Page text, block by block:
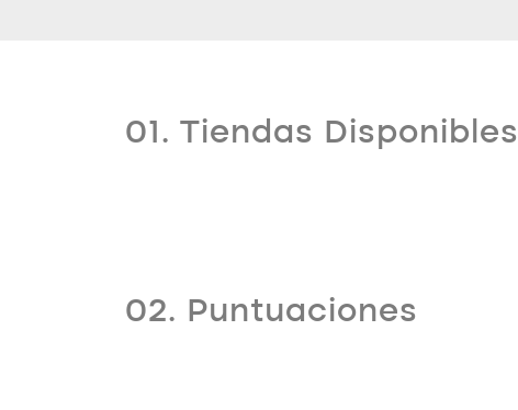
01. Tiendas Disponibles
02. Puntuaciones